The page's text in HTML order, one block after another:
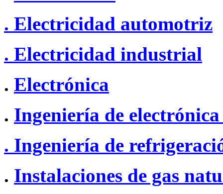
. Electricidad automotriz
. Electricidad industrial
. Electrónica
. Ingeniería de
. Ingeniería de
. Instalaciones de gas